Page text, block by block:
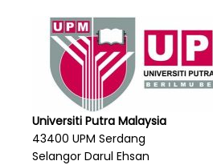
Universiti Putra Malaysia
43400 UPM Serdang
Selangor Darul Ehsan